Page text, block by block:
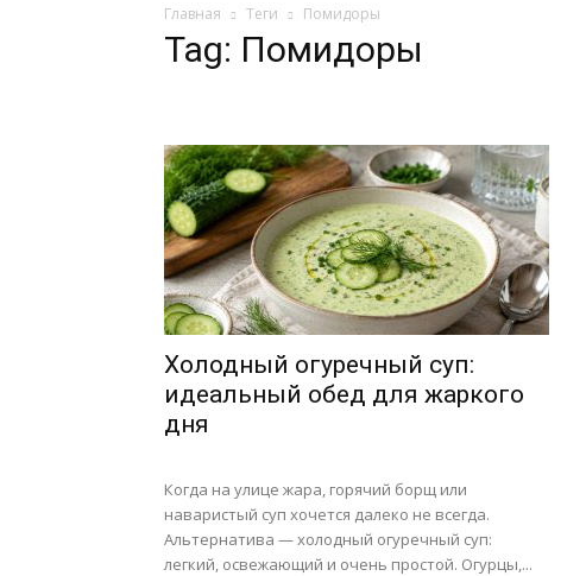
Главная Теги Помидоры
Tag: Помидоры
Холодный огуречный суп:
идеальный обед для жаркого
дня
Когда на улице жара, горячий борщ или
наваристый суп хочется далеко не всегда.
Альтернатива — холодный огуречный суп:
легкий, освежающий и очень простой. Огурцы,...